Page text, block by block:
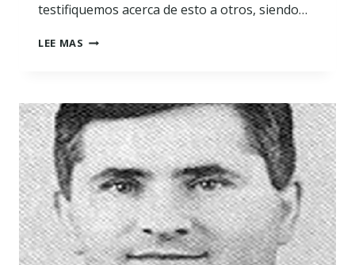
testifiquemos acerca de esto a otros, siendo…
LEE MAS AGUA
CON
DIOS